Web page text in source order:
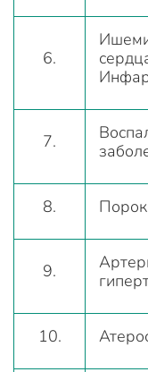
6.
7.
8.
9.
10.